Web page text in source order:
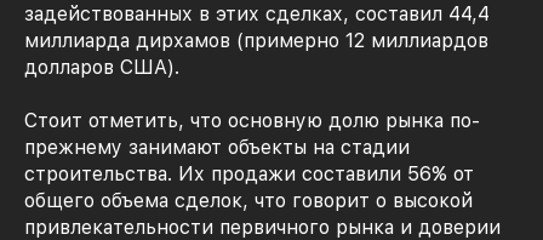
задействованных в этих сделках, составил 44,4
миллиарда дирхамов (примерно 12 миллиардов
долларов США).
Стоит отметить, что основную долю рынка по-
прежнему занимают объекты на стадии
строительства. Их продажи составили 56% от
общего объема сделок, что говорит о высокой
привлекательности первичного рынка и доверии